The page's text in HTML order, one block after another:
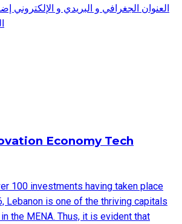
العنوان الجغرافي و البريدي و الإلكتروني
Economy Tech
100 investments having taken place
Lebanon is one of the thriving capitals
the MENA. Thus, it is evident that